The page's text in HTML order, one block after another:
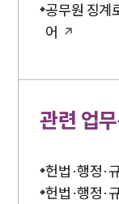
공무원 징계
어
관련 업
헌법·행정·
헌법·행정·